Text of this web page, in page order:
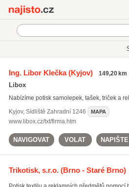
potisk reklamních tašek
potisk mikin(60)
Ing. Libor Klečka(Kyjov) 149,20 km
Libox
Nabízíme potisk samolepek, tašek, triček a
Kyjov, Sídliště Zahradní 1246 MAPA
www.libox.cz/txt/firma.htm
NAVIGOVAT VOLAT
Trikotisk, s.r.o.(Brno - Staré Brno)